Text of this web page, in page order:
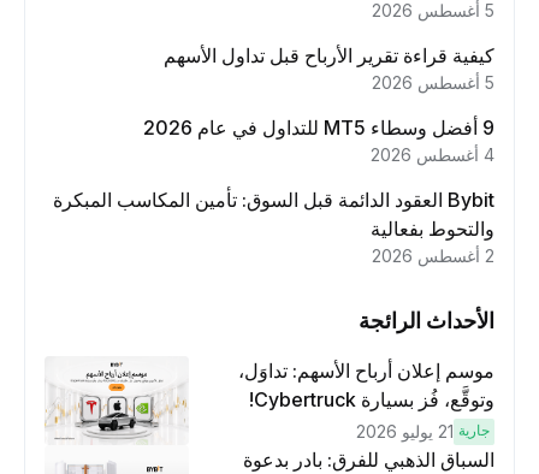
كيفية قراءة تقرير الأرباح قبل تداول الأسهم
Bybit العقود الدائمة قبل السوق: تأمين المكاسب المبكرة
والتحوط بفعالية
الأحداث الرائجة
موسم إعلان أرباح الأسهم: تداوَل،
وتوقَّع، فُز بسيارة Cybertruck!
جارية 21 يوليو 2026
السباق الذهبي للفرق: بادر بدعوة